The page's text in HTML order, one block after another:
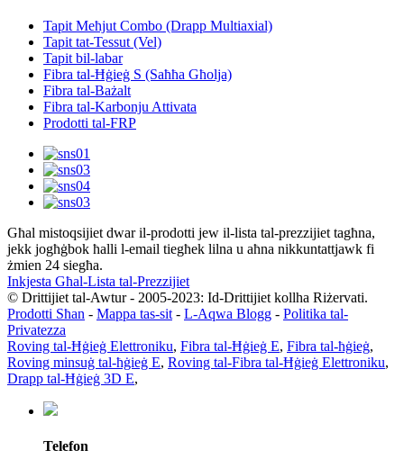
Tapit Meħjut Combo (Drapp Multiaxial)
Tapit tat-Tessut (Vel)
Tapit bil-labar
Fibra tal-Ħġieġ S (Saħħa Għolja)
Fibra tal-Bażalt
Fibra tal-Karbonju Attivata
Prodotti tal-FRP
Għal mistoqsijiet dwar il-prodotti jew il-lista tal-prezzijiet tagħna,
jekk jogħġbok ħalli l-email tiegħek lilna u aħna nikkuntattjawk fi
żmien 24 siegħa.
Inkjesta Għal-Lista tal-Prezzijiet
© Drittijiet tal-Awtur - 2005-2023: Id-Drittijiet kollha Riżervati.
Prodotti Sħan - Mappa tas-sit - L-Aqwa Blogg - Politika tal-
Privatezza
Roving tal-Ħġieġ Elettroniku, Fibra tal-Ħġieġ E, Fibra tal-ħġieġ,
Roving minsuġ tal-ħġieġ E, Roving tal-Fibra tal-Ħġieġ Elettroniku,
Drapp tal-Ħġieġ 3D E,
Telefon